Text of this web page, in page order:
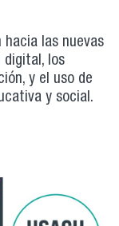
las nuevas
digital, los
y el uso de
y social.